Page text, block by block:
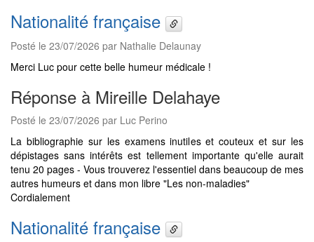
Nationalité française
Posté le 23/07/2026 par Nathalie Delaunay
Merci Luc pour cette belle humeur médicale !
Réponse à Mireille Delahaye
Posté le 23/07/2026 par Luc Perino
La bibliographie sur les examens inutiles et couteux et sur les
dépistages sans intérêts est tellement importante qu'elle aurait
tenu 20 pages - Vous trouverez l'essentiel dans beaucoup de mes
autres humeurs et dans mon libre "Les non-maladies"
Cordialement
Nationalité française